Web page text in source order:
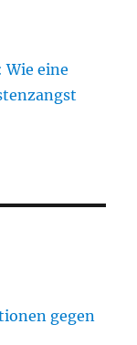
eine
gegen